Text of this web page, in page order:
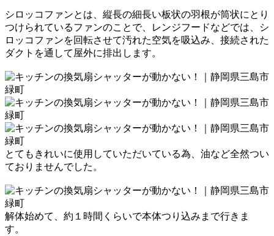
シロッコファンとは、縦長の細長い板状の羽根が筒状にとり
つけられているファンのことで、
レンジフードなどでは、シ
ロッコファンを回転させて汚れた空気を吸込み、接続された
ダクトを通して屋外に排出します。
とてもきれいに使用していただいている為、油など全然つい
ておりませんでした。
解体始めて、 約１時間くらいで本体つり込みまで行きま
す。